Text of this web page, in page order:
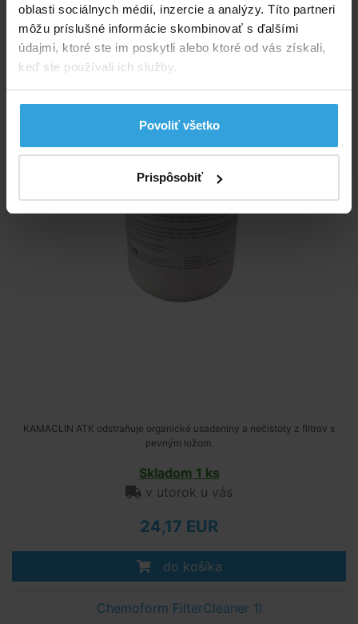
oblasti sociálnych médií, inzercie a analýzy. Títo partneri
môžu príslušné informácie skombinovať s ďalšími
údajmi, ktoré ste im poskytli alebo ktoré od vás získali,
keď ste používali ich služby.
Povoliť všetko
Prispôsobiť
KAMACLIN ATK odstraňuje organické usadeniny a nečistoty z filtrov s
pevným ložom.
Skladom 1 ks
v utorok u vás
24,17 EUR
do košíka
Chemoform FilterCleaner 1l